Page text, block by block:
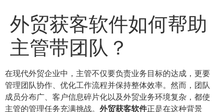
外贸获客软件如何帮助
主管带团队？
在现代外贸企业中，主管不仅要负责业务目标的达成，更要
管理团队协作、优化工作流程并保持整体效率。然而，团队
成员分布广、客户信息碎片化以及外贸业务环境复杂，都使
主管的管理任务充满挑战。 外贸获客软件正是在这种背景